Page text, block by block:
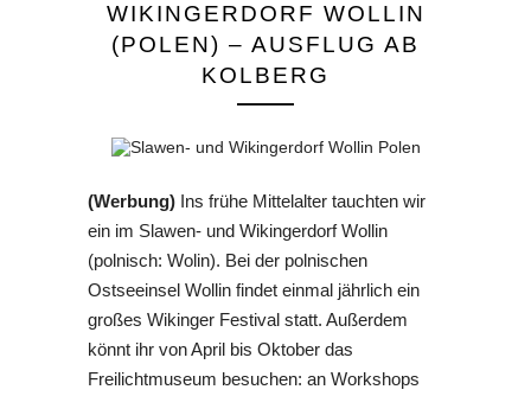
WIKINGERDORF WOLLIN
(POLEN) – AUSFLUG AB
KOLBERG
(Werbung) Ins frühe Mittelalter tauchten wir
ein im Slawen- und Wikingerdorf Wollin
(polnisch: Wolin). Bei der polnischen
Ostseeinsel Wollin findet einmal jährlich ein
großes Wikinger Festival statt. Außerdem
könnt ihr von April bis Oktober das
Freilichtmuseum besuchen: an Workshops